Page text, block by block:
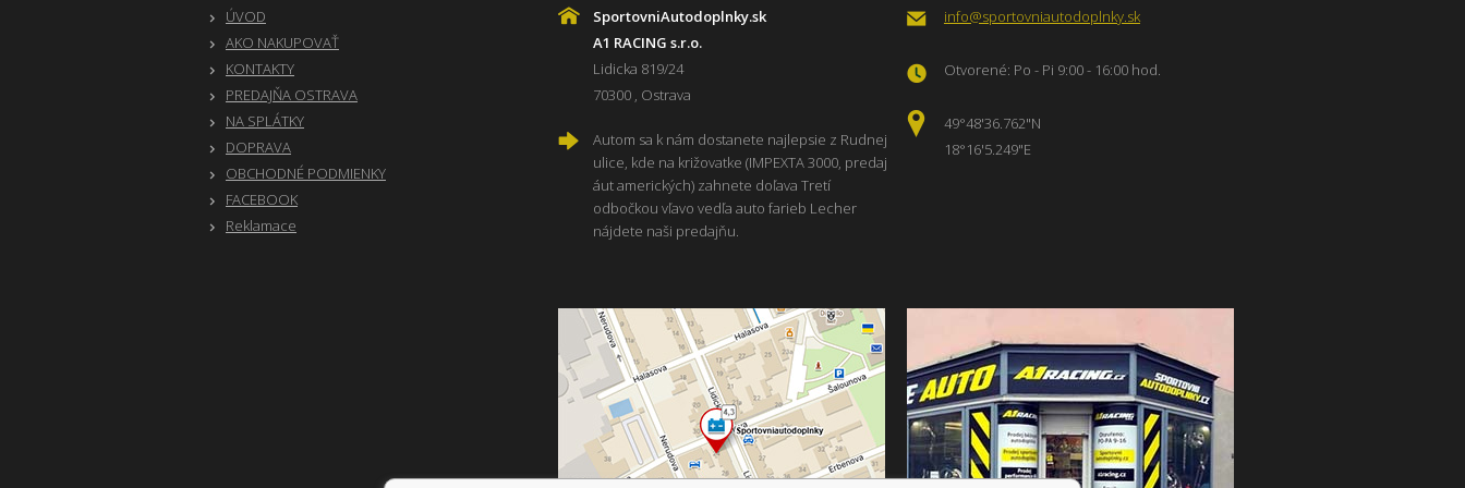
ÚVOD
AKO NAKUPOVAŤ
KONTAKTY
PREDAJŇA OSTRAVA
NA SPLÁTKY
DOPRAVA
OBCHODNÉ PODMIENKY
FACEBOOK
Reklamace
SportovniAutodoplnky.sk
A1 RACING s.r.o.
Lidicka 819/24
70300 , Ostrava
Autom sa k nám dostanete najlepsie z Rudnej
ulice, kde na križovatke (IMPEXTA 3000, predaj
áut amerických) zahnete doľava Tretí
odbočkou vľavo vedľa auto farieb Lecher
nájdete naši predajňu.
info@sportovniautodoplnky.sk
Otvorené: Po - Pi 9:00 - 16:00 hod.
49°48'36.762"N
18°16'5.249"E